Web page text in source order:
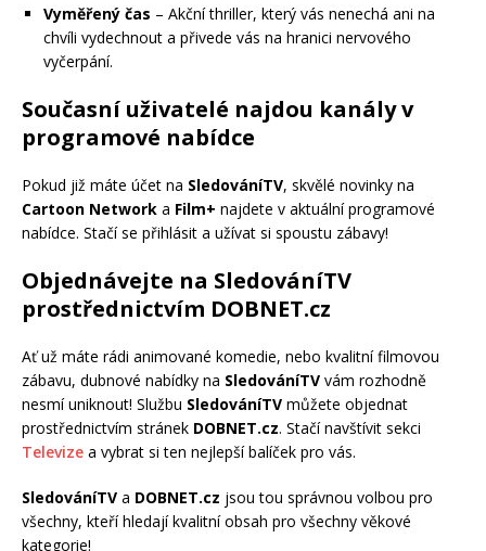
Vyměřený čas – Akční thriller, který vás nenechá ani na
chvíli vydechnout a přivede vás na hranici nervového
vyčerpání.
Současní uživatelé najdou kanály v
programové nabídce
Pokud již máte účet na SledováníTV, skvělé novinky na
Cartoon Network a Film+ najdete v aktuální programové
nabídce. Stačí se přihlásit a užívat si spoustu zábavy!
Objednávejte na SledováníTV
prostřednictvím DOBNET.cz
Ať už máte rádi animované komedie, nebo kvalitní filmovou
zábavu, dubnové nabídky na SledováníTV vám rozhodně
nesmí uniknout! Službu SledováníTV můžete objednat
prostřednictvím stránek DOBNET.cz. Stačí navštívit sekci
Televize a vybrat si ten nejlepší balíček pro vás.
SledováníTV a DOBNET.cz jsou tou správnou volbou pro
všechny, kteří hledají kvalitní obsah pro všechny věkové
kategorie!